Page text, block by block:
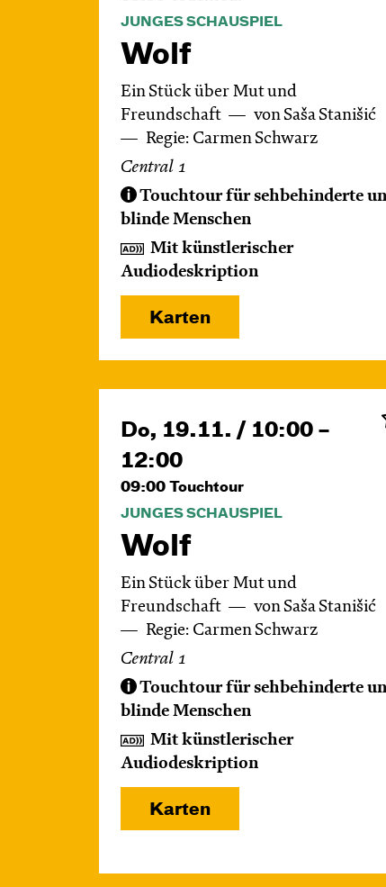
JUNGES SCHAUSPIEL
Wolf
Ein Stück über Mut und
Freundschaft
von Saša Stanišić
Regie: Carmen Schwarz
Central 1
Touchtour für sehbehinderte
blinde Menschen
Mit künstlerischer
Audiodeskription
Karten
Do, 19.11. / 10:00 –
12:00
09:00 Touchtour
JUNGES SCHAUSPIEL
Wolf
Ein Stück über Mut und
Freundschaft
von Saša Stanišić
Regie: Carmen Schwarz
Central 1
Touchtour für sehbehinderte
blinde Menschen
Mit künstlerischer
Audiodeskription
Karten